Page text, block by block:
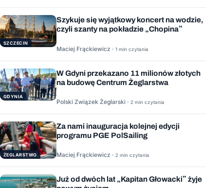
SZCZECIN
Szykuje się wyjątkowy koncert na wodzie,
czyli szanty na pokładzie „Chopina”
Maciej Frąckiewicz · 1 min czytania
GDYNIA
W Gdyni przekazano 11 milionów złotych
na budowę Centrum Żeglarstwa
Polski Związek Żeglarski · 2 min czytania
ŻEGLARSTWO
Za nami inauguracja kolejnej edycji
programu PGE PolSailing
Maciej Frąckiewicz · 2 min czytania
Już od dwóch lat „Kapitan Głowacki” żyje